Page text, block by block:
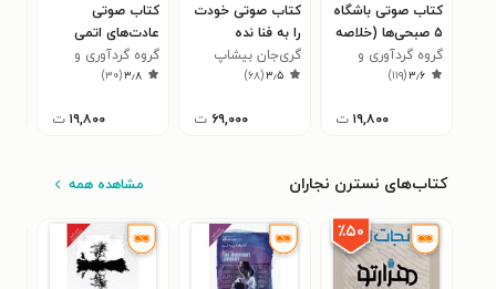
کتاب صوتی باشگاه
۵ صبحی‌ها (خلاصه
کتاب)
گروه گردآوری و
ترجمه سبکتو
۳٫۶(۱۱۹)
۱۹,۸۰۰ ت
کتاب صوتی خودت
را به فنا نده
گری‌جان بیشاپ
۳٫۵(۶۸)
۶۹,۰۰۰ ت
کتاب صوتی
عادت‌های اتمی
(خلاصه کتاب)
گروه گردآوری و
ترجمه سبکتو
۳٫۸(۳۰)
۱۹,۸۰۰ ت
کتاب‌های نسترن نجاران مشاهده همه
٪۵۰